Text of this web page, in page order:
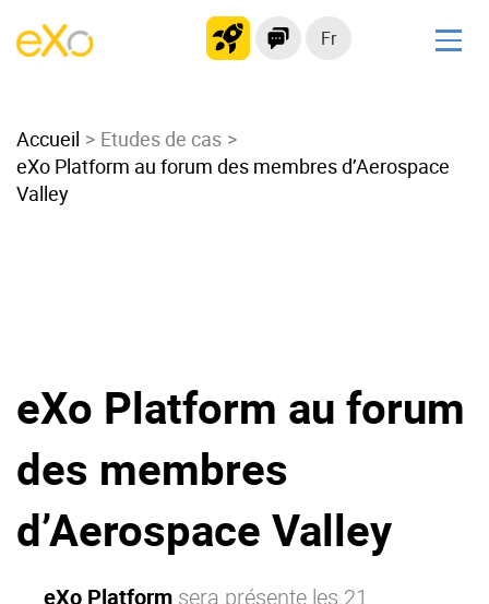
Fr
Intranet moderne
Plateforme collaborative
Migrer vers eXo Platform
Produit
Pourquoi eXo
Internationalisation
Accueil
Etudes de cas
eXo Platform au forum des membres d’Aerospace
Valley
eXo Platform au forum
des membres
d’Aerospace Valley
eXo Platform sera présente les 21